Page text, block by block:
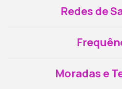
Redes de
Moradas e